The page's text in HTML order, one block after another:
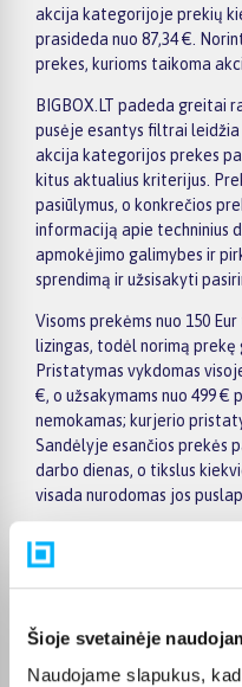
Šioje svetainėje
Naudojame slapukus,
akcija kategorijoje prekių
prasideda nuo 87,34 €.
prekes, kurioms taikoma
BIGBOX.LT padeda greitai
pusėje esantys filtrai
akcija kategorijos prekes
kitus aktualius kriterijus.
pasiūlymus, o konkrečios
informaciją apie techninius
apmokėjimo galimybes ir
sprendimą ir užsisakyti
Visoms prekėms nuo 150
lizingas, todėl norimą prekę
Pristatymas vykdomas
€, o užsakymams nuo 499
nemokamas; kurjerio
Sandėlyje esančios prekės
darbo dienas, o tikslus
visada nurodomas jos
Pasirinktą prekę iš
pristatysime per nurodytą
atsiimti patiems,